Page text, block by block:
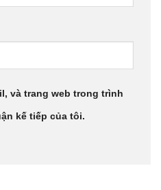
và trang web trong trình
kế tiếp của tôi.